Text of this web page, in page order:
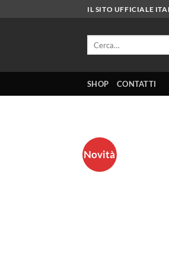
IL SITO UFFICIALE
SHOP CONTATTI
Novità